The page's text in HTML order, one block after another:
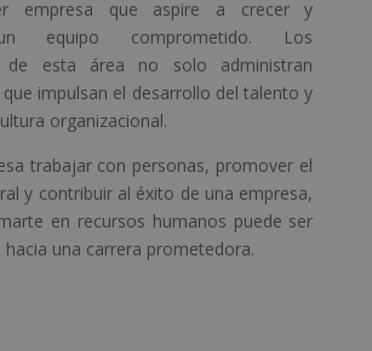
empresa que aspire a crecer y
equipo comprometido. Los
de esta área no solo administran
impulsan el desarrollo del talento y
organizacional.
trabajar con personas, promover el
y contribuir al éxito de una empresa,
en recursos humanos puede ser
hacia una carrera prometedora.